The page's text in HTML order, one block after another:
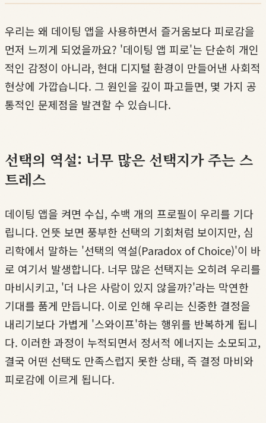
우리는 왜 데이팅 앱을 사용하면서 즐거움보다 피로감을
먼저 느끼게 되었을까요? '데이팅 앱 피로'는 단순히 개인
적인 감정이 아니라, 현대 디지털 환경이 만들어낸 사회적
현상에 가깝습니다. 그 원인을 깊이 파고들면, 몇 가지 공
통적인 문제점을 발견할 수 있습니다.
선택의 역설: 너무 많은 선택지가 주는 스
트레스
데이팅 앱을 켜면 수십, 수백 개의 프로필이 우리를 기다
립니다. 언뜻 보면 풍부한 선택의 기회처럼 보이지만, 심
리학에서 말하는 '선택의 역설(Paradox of Choice)'이 바
로 여기서 발생합니다. 너무 많은 선택지는 오히려 우리를
마비시키고, '더 나은 사람이 있지 않을까?'라는 막연한
기대를 품게 만듭니다. 이로 인해 우리는 신중한 결정을
내리기보다 가볍게 '스와이프'하는 행위를 반복하게 됩니
다. 이러한 과정이 누적되면서 정서적 에너지는 소모되고,
결국 어떤 선택도 만족스럽지 못한 상태, 즉 결정 마비와
피로감에 이르게 됩니다.